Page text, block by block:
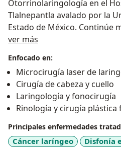
Otorrinolaringología en el
Tlalnepantla avalado por la
Estado de México. Continúe
realizando una Alta
Respiratorias, avalada por la
Autónoma de México.
Durante mi etapa formativa
cursos y diplomados
Plástica Facial, Vértigo y
Laringología y vía aérea.
ver más
Enfocado en:
Microcirugía laser de
Cirugía de cabeza y cuello
Laringología y fonocirugía
Rinología y cirugía plástica
Principales enfermedades
Cáncer laríngeo
Disfonía